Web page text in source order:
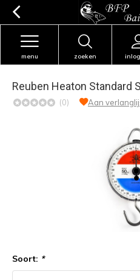
zoeken
menu
Reuben Heaton Standard
(0) Aan
Soort: *